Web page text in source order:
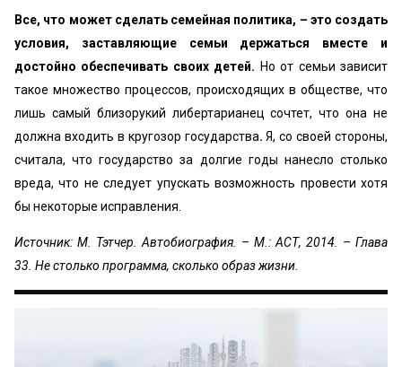
Все, что может сделать семейная политика, – это создать
условия, заставляющие семьи держаться вместе и
достойно обеспечивать своих детей. Но от семьи зависит
такое множество процессов, происходящих в обществе, что
лишь самый близорукий либертарианец сочтет, что она не
должна входить в кругозор государства. Я, со своей стороны,
считала, что государство за долгие годы нанесло столько
вреда, что не следует упускать возможность провести хотя
бы некоторые исправления.
Источник: М. Тэтчер. Автобиография. – М.: АСТ, 2014. – Глава
33. Не столько программа, сколько образ жизни.